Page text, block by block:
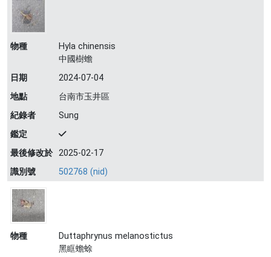
物種
Hyla chinensis
中國樹蟾
日期
2024-07-04
地點
台南市玉井區
紀錄者
Sung
鑑定
最後修改於 2025-02-17
識別號
502768 (nid)
物種
Duttaphrynus melanostictus
黑眶蟾蜍